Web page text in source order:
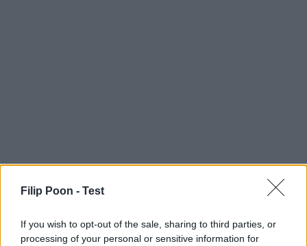
Filip Poon - Test
If you wish to opt-out of the sale, sharing to third parties, or
processing of your personal or sensitive information for
Recept:
Vardagsräddare